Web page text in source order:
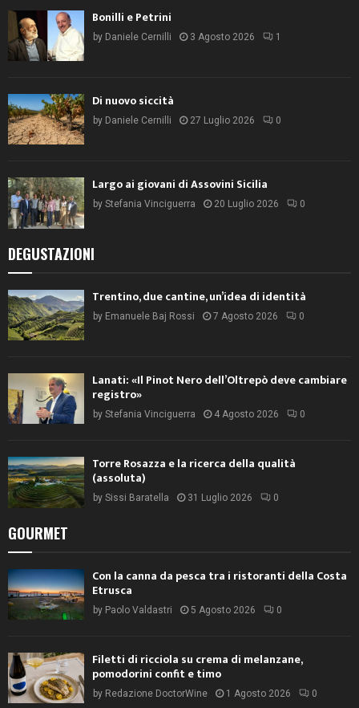
Bonilli e Petrini
by Daniele Cernilli 3 Agosto 2026 1
Di nuovo siccità
by Daniele Cernilli 27 Luglio 2026 0
Largo ai giovani di Assovini Sicilia
by Stefania Vinciguerra 20 Luglio 2026 0
DEGUSTAZIONI
Trentino, due cantine, un’idea di identità
by Emanuele Baj Rossi 7 Agosto 2026 0
Lanati: «Il Pinot Nero dell’Oltrepò deve cambiare
registro»
by Stefania Vinciguerra 4 Agosto 2026 0
Torre Rosazza e la ricerca della qualità
(assoluta)
by Sissi Baratella 31 Luglio 2026 0
GOURMET
Con la canna da pesca tra i ristoranti della Costa
Etrusca
by Paolo Valdastri 5 Agosto 2026 0
Filetti di ricciola su crema di melanzane,
pomodorini confit e timo
by Redazione DoctorWine 1 Agosto 2026 0